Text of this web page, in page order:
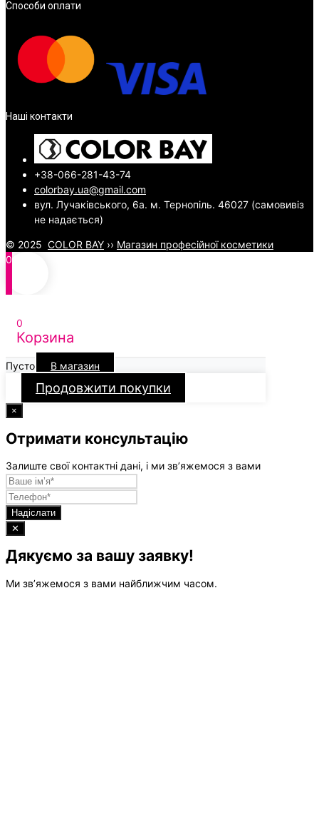
Способи оплати
Наші контакти
+38-066-281-43-74
colorbay.ua@gmail.com
вул. Лучаківського, 6а. м. Тернопіль. 46027 (самовивіз
не надається)
© 2025 COLOR BAY ›› Магазин професійної косметики
0
0
Корзина
Пусто В магазин
Продовжити покупки
×
Отримати консультацію
Залиште свої контактні дані, і ми зв’яжемося з вами
Надіслати
✕
Дякуємо за вашу заявку!
Ми зв’яжемося з вами найближчим часом.